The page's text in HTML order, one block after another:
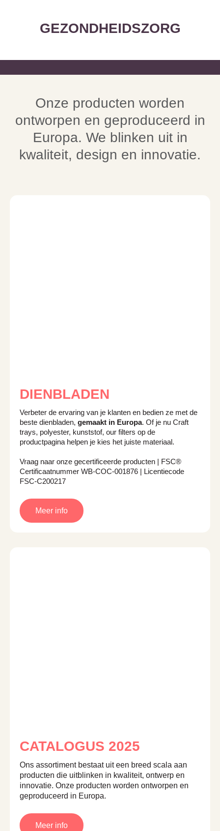
GEZONDHEIDSZORG
Onze producten worden
ontworpen en geproduceerd in
Europa. We blinken uit in
kwaliteit, design en innovatie.
DIENBLADEN
Verbeter de ervaring van je klanten en bedien ze met de
beste dienbladen, gemaakt in Europa. Of je nu Craft
trays, polyester, kunststof, our filters op de
productpagina helpen je kies het juiste materiaal.
Vraag naar onze gecertificeerde producten | FSC®
Certificaatnummer WB-COC-001876 | Licentiecode
FSC-C200217
Meer info
CATALOGUS 2025
Ons assortiment bestaat uit een breed scala aan
producten die uitblinken in kwaliteit, ontwerp en
innovatie. Onze producten worden ontworpen en
geproduceerd in Europa.
Meer info